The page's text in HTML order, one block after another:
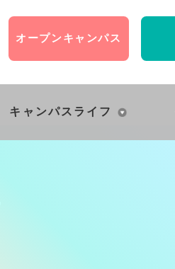
オープンキャンパス
キャンパスライフ